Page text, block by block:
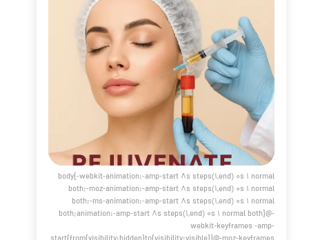
مراقبت از پوست، تونر پوست محصولی کلیدی است که اغلب
نادیده گرفته می‌شود. طبق Healthline 42 ، تونرها پوست را پاکسازی
عمیق کرده، pH را متعادل می‌کنند و جذب محصولات بعدی را بهبود
در کلینیک دکتر هلن، با استناد به مطالعات علمی و تجربیات
فواید تونر برای پوست را تأیید می‌کنیم. این مقاله بیش از
۳۵۰۰ کلمه دارد و با استفاده از رفرنس‌های معتبر انگلیسی مانند
Cleveland Clinic 21 و Wikipedia 24 ، به بررسی بهترین تونر صورت،
و نحوه استفاده از تونر می‌پردازد.